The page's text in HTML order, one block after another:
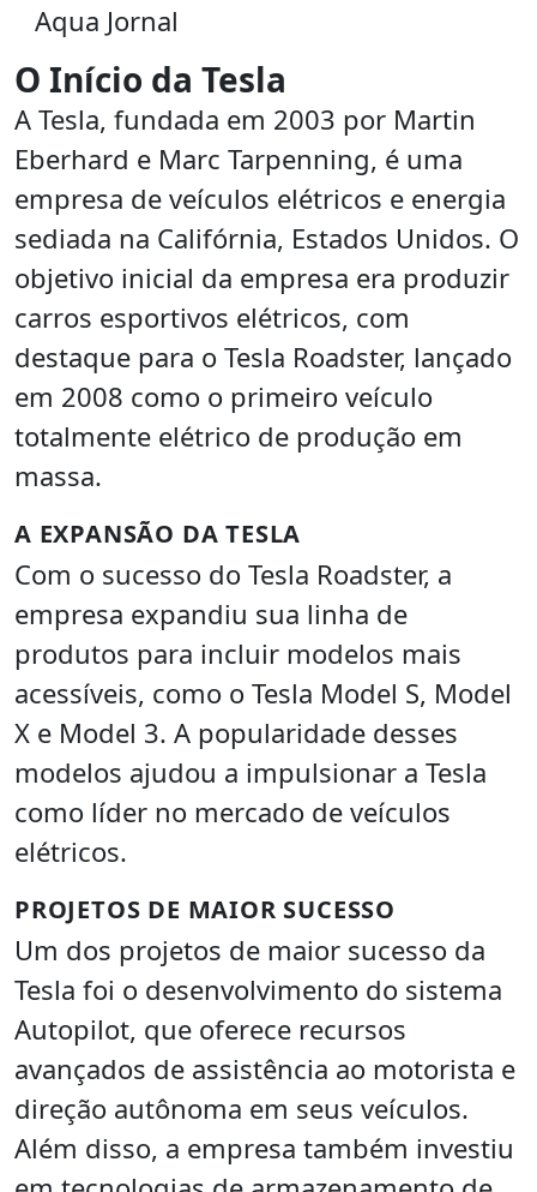
Aqua Jornal
O Início da Tesla
A Tesla, fundada em 2003 por Martin
Eberhard e Marc Tarpenning, é uma
empresa de veículos elétricos e energia
sediada na Califórnia, Estados Unidos. O
objetivo inicial da empresa era produzir
carros esportivos elétricos, com
destaque para o Tesla Roadster, lançado
em 2008 como o primeiro veículo
totalmente elétrico de produção em
massa.
A EXPANSÃO DA TESLA
Com o sucesso do Tesla Roadster, a
empresa expandiu sua linha de
produtos para incluir modelos mais
acessíveis, como o Tesla Model S, Model
X e Model 3. A popularidade desses
modelos ajudou a impulsionar a Tesla
como líder no mercado de veículos
elétricos.
PROJETOS DE MAIOR SUCESSO
Um dos projetos de maior sucesso da
Tesla foi o desenvolvimento do sistema
Autopilot, que oferece recursos
avançados de assistência ao motorista e
direção autônoma em seus veículos.
Além disso, a empresa também investiu